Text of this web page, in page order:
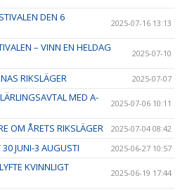
DEN 6
2025-07-16 13:13
– VINN EN HELDAG
2025-07-10
RIKSLÄGER 2025-07-07
MED A-
2025-07-06 10:11
OM ÅRETS RIKSLÄGER 2025-07-04 08:42
JUNI-3 AUGUSTI 2025-06-27 10:57
KVINNLIGT
2025-06-19 17:44